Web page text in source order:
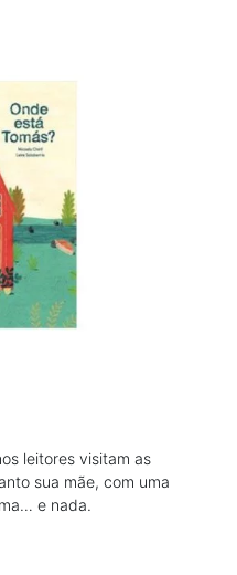
leitores visitam as
sua mãe, com uma
e nada.